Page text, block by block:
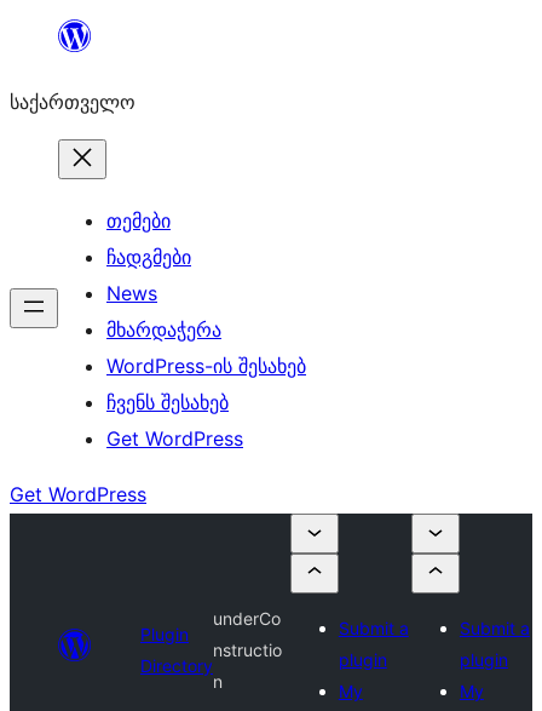
შიგთავსზე
საქართველო
თემები
ჩადგმები
News
მხარდაჭერა
WordPress-ის შესახებ
ჩვენს შესახებ
Get WordPress
Get WordPress
Plugin
Directory
underCo
nstructio
n
Submit a
plugin
My
Submit a
plugin
My